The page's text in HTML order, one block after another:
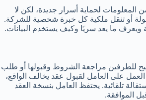
لحماية أسرار جديدة، لكن لا
أو تنقل ملكية كل خبرة شخصية للشركة.
ويعرف ما يعد سريًا وكيف يستخدم البيانات.
يتيح للطرفين مراجعة الشروط وقبولها أو طلب
على العامل لقبول عقد يخالف الواقع،
تلقائية. يحتفظ العامل بنسخة العقد
الموافقة.